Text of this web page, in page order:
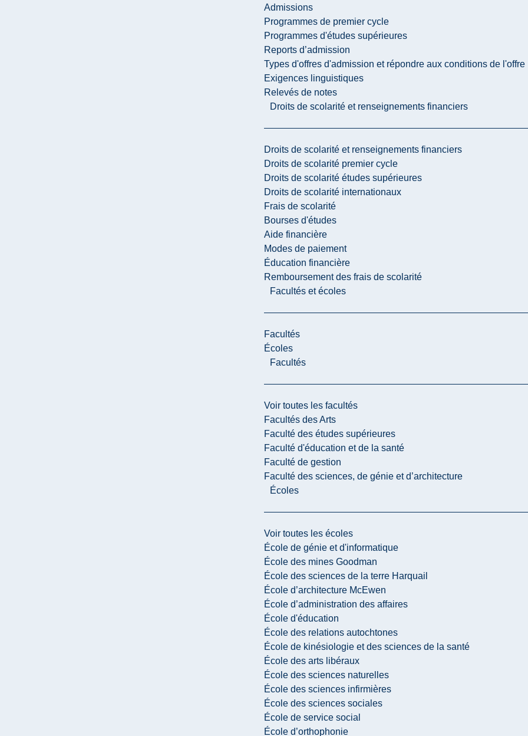
Admissions
Programmes de premier cycle
Programmes d'études supérieures
Reports d’admission
Types d'offres d'admission et répondre aux conditions de l'offre
Exigences linguistiques
Relevés de notes
Droits de scolarité et renseignements financiers
Droits de scolarité et renseignements financiers
Droits de scolarité premier cycle
Droits de scolarité études supérieures
Droits de scolarité internationaux
Frais de scolarité
Bourses d'études
Aide financière
Modes de paiement
Éducation financière
Remboursement des frais de scolarité
Facultés et écoles
Facultés
Écoles
Facultés
Voir toutes les facultés
Facultés des Arts
Faculté des études supérieures
Faculté d'éducation et de la santé
Faculté de gestion
Faculté des sciences, de génie et d’architecture
Écoles
Voir toutes les écoles
École de génie et d'informatique
École des mines Goodman
École des sciences de la terre Harquail
École d’architecture McEwen
École d’administration des affaires
École d'éducation
École des relations autochtones
École de kinésiologie et des sciences de la santé
École des arts libéraux
École des sciences naturelles
École des sciences infirmières
École des sciences sociales
École de service social
École d’orthophonie